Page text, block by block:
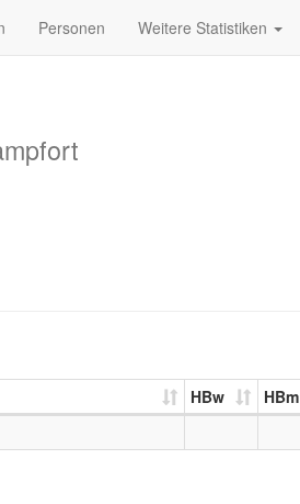
Personen Weitere Statistiken
HBw HBm